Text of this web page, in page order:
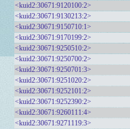
<kuid2:30671:9120100:2>
<kuid2:30671:9130213:2>
<kuid2:30671:9150710:1>
<kuid2:30671:9170199:2>
<kuid2:30671:9250510:2>
<kuid2:30671:9250700:2>
<kuid2:30671:9250701:3>
<kuid2:30671:9251020:2>
<kuid2:30671:9252101:2>
<kuid2:30671:9252390:2>
<kuid2:30671:9260111:4>
<kuid2:30671:9271119:3>